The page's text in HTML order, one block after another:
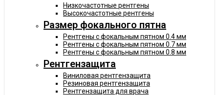
Низкочастотные рентгены
Высокочастотные рентгены
Размер фокального пятна
Рентгены с фокальным пятном 0.4 мм
Рентгены с фокальным пятном 0.7 мм
Рентгены с фокальным пятном 0.8 мм
Рентгензащита
Виниловая рентгензащита
Резиновая рентгензащита
Рентгензащита для врача